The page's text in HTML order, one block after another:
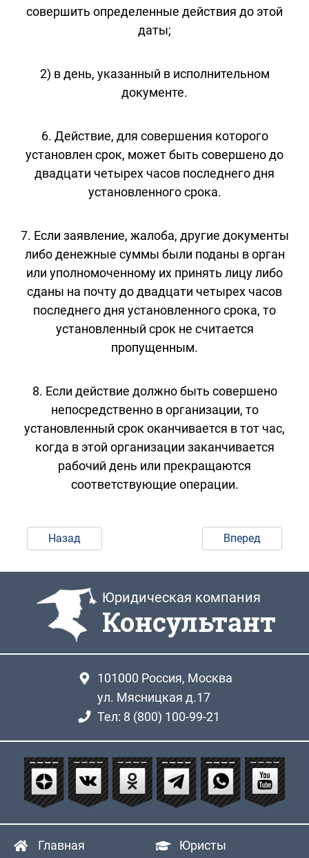
совершить определенные действия до этой
даты;
2) в день, указанный в исполнительном
документе.
6. Действие, для совершения которого
установлен срок, может быть совершено до
двадцати четырех часов последнего дня
установленного срока.
7. Если заявление, жалоба, другие документы
либо денежные суммы были поданы в орган
или уполномоченному их принять лицу либо
сданы на почту до двадцати четырех часов
последнего дня установленного срока, то
установленный срок не считается
пропущенным.
8. Если действие должно быть совершено
непосредственно в организации, то
установленный срок оканчивается в тот час,
когда в этой организации заканчивается
рабочий день или прекращаются
соответствующие операции.
Назад Вперед
Юридическая компания
Консультант
101000 Россия, Москва
ул. Мясницкая д.17
Тел: 8 (800) 100-99-21
Главная Юристы